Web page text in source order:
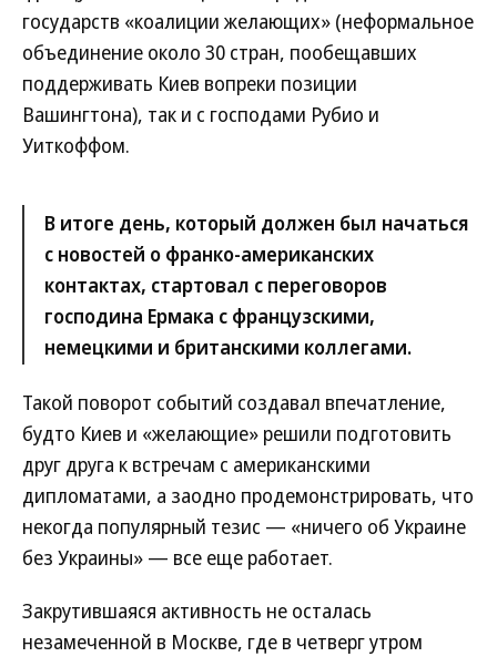
государств «коалиции желающих» (неформальное
объединение около 30 стран, пообещавших
поддерживать Киев вопреки позиции
Вашингтона), так и с господами Рубио и
Уиткоффом.
В итоге день, который должен был начаться
с новостей о франко-американских
контактах, стартовал с переговоров
господина Ермака с французскими,
немецкими и британскими коллегами.
Такой поворот событий создавал впечатление,
будто Киев и «желающие» решили подготовить
друг друга к встречам с американскими
дипломатами, а заодно продемонстрировать, что
некогда популярный тезис — «ничего об Украине
без Украины» — все еще работает.
Закрутившаяся активность не осталась
незамеченной в Москве, где в четверг утром